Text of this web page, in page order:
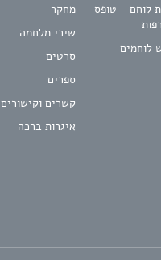
לוחם - טופס
לוחמים
מחקר
שירי מלחמה
סרטים
ספרים
קשרים וקישורים
איגרות ברכה